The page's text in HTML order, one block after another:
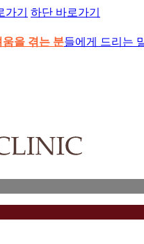
보톡스, 대전
가기 하단 바로가기
선한 이달의 이벤트
을 겪는 분들에게 드리는
나의 VIP 멤버십
에 리투오 공식 키닥터선정